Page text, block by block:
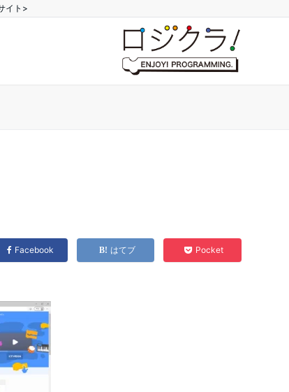
イト>
Facebook はてブ Pocket